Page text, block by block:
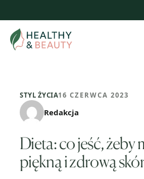
treści
STYL ŻYCIA16 CZERWCA 2023
Redakcja
Dieta: co jeść, żeby
piękną i zdrową